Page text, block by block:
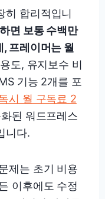
히 합리적입니
면 보통 수백만
프레이머는 월
도, 유지보수 비
기능 2개를 포
시 월 구독료 2
된 워드프레스
니다.
제는 초기 비용
이후에도 수정